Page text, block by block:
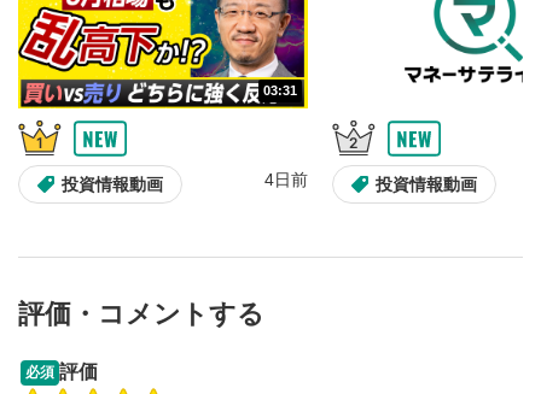
6
画質/再生速度の設定
画質の選択/再生速度の変更ができます。
7
音量調整
スライダーを上下すると音量が調整できます。
8
全画面表示
03:31
投資情報動画 4日前 投資情報動画
評価・コメントする
必須 評価